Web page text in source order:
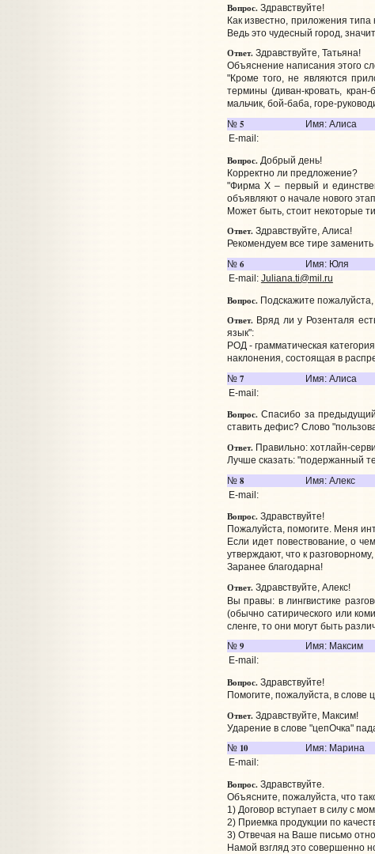
Вопрос.Здравствуйте!
Как известно, приложения
Ведь это чудесный город,
Ответ.Здравствуйте, Татьяна!
Объяснение написания этого
"Кроме того, не являются
термины (диван-кровать,
мальчик, бой-баба, горе-
№5 Имя: Алиса
E-mail:
Вопрос. Добрый день!
Корректно ли предложение?
"Фирма X – первый и
объявляют о начале нового
Может быть, стоит некоторые
Ответ.Здравствуйте, Алиса!
Рекомендуем все тире
№6 Имя: Юля
E-mail: Juliana.ti@mil.ru
Вопрос. Подскажите
Ответ.Вряд ли у Розенталя
язык":
РОД - грамматическая
наклонения, состоящая в
№7 Имя: Алиса
E-mail:
Вопрос.Спасибо за предыдущий
ставить дефис? Слово
Ответ.Правильно: хотлайн-
Лучше сказать: "подержанный
№8 Имя: Алекс
E-mail:
Вопрос.Здравствуйте!
Пожалуйста, помогите. Меня
Если идет повествование, о
утверждают, что к
Заранее благодарна!
Ответ. Здравствуйте, Алекс!
Вы правы: в лингвистике
(обычно сатирического или
сленге, то они могут быть
№9 Имя: Максим
E-mail:
Вопрос.Здравствуйте!
Помогите, пожалуйста, в слове
Ответ. Здравствуйте, Максим!
Ударение в слове "цепОчка"
№10 Имя: Марина
E-mail:
Вопрос.Здравствуйте.
Объясните, пожалуйста, что
1) Договор вступает в силу с
2) Приемка продукции по
3) Отвечая на Ваше письмо
Намой взгляд это совершенно